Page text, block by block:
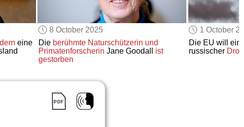
ABOUT US
ALEXA
ADJUST COLORS
eine
8 October 2025
Die berühmte Naturschützerin und
Primatenforscherin Jane Goodall ist
gestorben
1 October
Die EU will
russischer